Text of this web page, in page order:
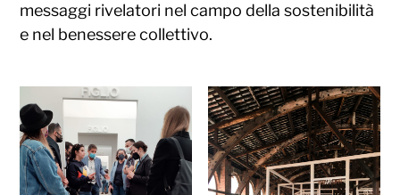
messaggi rivelatori nel campo della sostenibilità
e nel benessere collettivo.